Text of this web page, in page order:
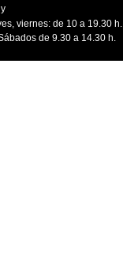
viernes: de 10 a 19.30 h.
de 9.30 a 14.30 h.